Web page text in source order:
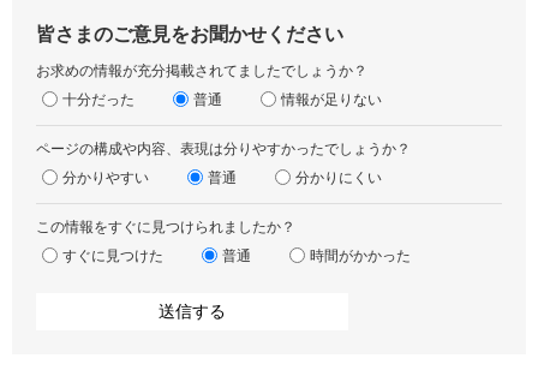
皆さまのご意見をお聞かせください
お求めの情報が充分掲載されてましたでしょうか？
十分だった
普通 情報が足りない
ページの構成や内容、表現は分りやすかったでしょうか？
分かりやすい
普通 分かりにくい
この情報をすぐに見つけられましたか？
すぐに見つけた
普通 時間がかかった